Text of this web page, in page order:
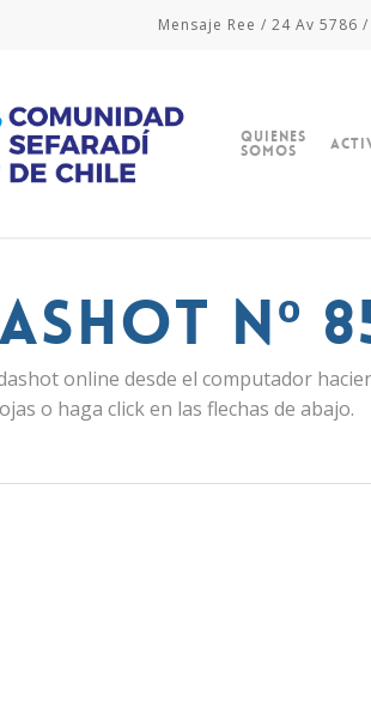
Mensaje Ree / 24 Av
Quienes
Somos
Nº
online desde el computador
o haga click en las flechas de abajo.